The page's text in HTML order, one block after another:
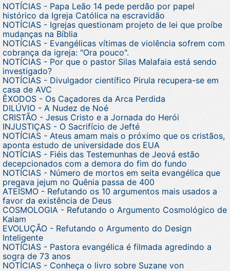
NOTÍCIAS - Papa Leão 14 pede perdão por papel
histórico da Igreja Católica na escravidão
NOTÍCIAS - Igrejas questionam projeto de lei que proíbe
mudanças na Bíblia
NOTÍCIAS - Evangélicas vítimas de violência sofrem com
cobrança da igreja: "Ora pouco".
NOTÍCIAS - Por que o pastor Silas Malafaia está sendo
investigado?
NOTÍCIAS - Divulgador científico Pirula recupera-se em
casa de AVC
ÊXODOS - Os Caçadores da Arca Perdida
DILÚVIO - A Nudez de Noé
CRISTÃO - Jesus Cristo e a Jornada do Herói
INJUSTIÇAS - O Sacrifício de Jefté
NOTÍCIAS - Ateus amam mais o próximo que os cristãos,
aponta estudo de universidade dos EUA
NOTÍCIAS - Fiéis das Testemunhas de Jeová estão
decepcionados com a demora do fim do fundo
NOTÍCIAS - Número de mortos em seita evangélica que
pregava jejum no Quênia passa de 400
ATEÍSMO - Refutando os 10 argumentos mais usados a
favor da existência de Deus
COSMOLOGIA - Refutando o Argumento Cosmológico de
Kalam
EVOLUÇÃO - Refutando o Argumento do Design
Inteligente
NOTÍCIAS - Pastora evangélica é filmada agredindo a
sogra de 73 anos
NOTÍCIAS - Conheça o livro sobre Suzane von